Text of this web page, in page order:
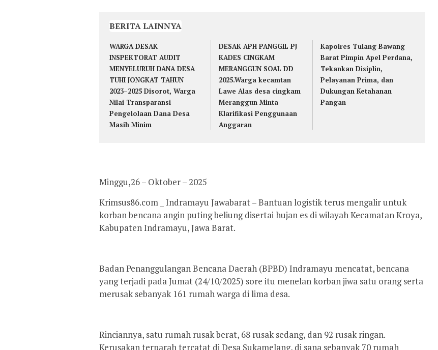
BERITA LAINNYA
WARGA DESAK
INSPEKTORAT AUDIT
MENYELURUH DANA DESA
TUHI JONGKAT TAHUN
2023–2025 Disorot, Warga
Nilai Transparansi
Pengelolaan Dana Desa
Masih Minim
DESAK APH PANGGIL PJ
KADES CINGKAM
MERANGGUN SOAL DD
2025.Warga kecamtan
Lawe Alas desa cingkam
Meranggun Minta
Klarifikasi Penggunaan
Anggaran
Kapolres Tulang Bawang
Barat Pimpin Apel Perdana,
Tekankan Disiplin,
Pelayanan Prima, dan
Dukungan Ketahanan
Pangan
Minggu,26 – Oktober – 2025
Krimsus86.com _ Indramayu Jawabarat – Bantuan logistik terus mengalir untuk
korban bencana angin puting beliung disertai hujan es di wilayah Kecamatan Kroya,
Kabupaten Indramayu, Jawa Barat.
Badan Penanggulangan Bencana Daerah (BPBD) Indramayu mencatat, bencana
yang terjadi pada Jumat (24/10/2025) sore itu menelan korban jiwa satu orang serta
merusak sebanyak 161 rumah warga di lima desa.
Rinciannya, satu rumah rusak berat, 68 rusak sedang, dan 92 rusak ringan.
Kerusakan terparah tercatat di Desa Sukamelang, di sana sebanyak 70 rumah